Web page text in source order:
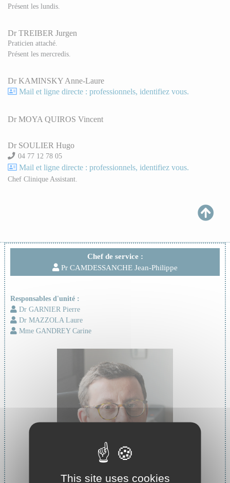
Chef de service :
Pr CAMDESSANCHE Jean-Philippe
Responsables d'unité :
Dr GARNIER Pierre
Dr MAZZOLA Laure
Mme GANDREY Carine
Présent les lundis.
Dr TREIBER Jurgen
Praticien attaché.
Présent les mercredis.
Dr KAMINSKY Anne-Laure
Mail et ligne directe : professionnels, identifiez vous.
Dr MOYA QUIROS Vincent
Dr SOULIER Hugo
04 77 12 78 05
Mail et ligne directe : professionnels, identifiez vous.
Chef Clinique Assistant.
This site uses cookies